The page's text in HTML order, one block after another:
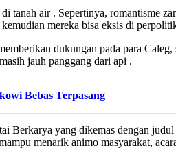
tanah air . Sepertinya, romantisme
mereka bisa eksis di
dukungan pada para
jauh panggang dari api .
Bebas Terpasang
Berkarya yang dikemas dengan
menarik animo masyarakat,